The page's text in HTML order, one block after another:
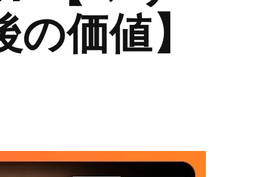
価値】